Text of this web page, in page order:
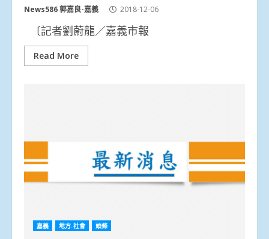
News586 郭嘉良-嘉義 2018-12-06
〔記者劉蔚龍／嘉義市報
Read More
嘉義 地方.社會 頭條